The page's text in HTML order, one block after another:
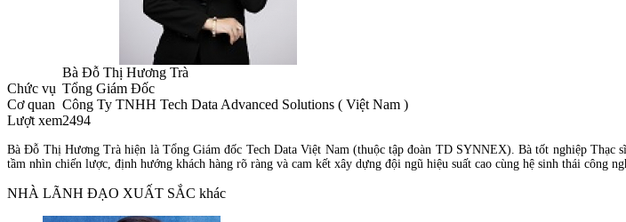
Bà Đỗ Thị Hương Trà
Chức vụ Tổng Giám Đốc
Cơ quan Công Ty TNHH Tech Data Advanced Solutions ( Việt Nam )
Lượt xem2494
Bà Đỗ Thị Hương Trà hiện là Tổng Giám đốc Tech Data Việt Nam (thuộc tập đoàn TD SYNNEX). Bà tốt nghiệp
tầm nhìn chiến lược, định hướng khách hàng rõ ràng và cam kết xây dựng đội ngũ hiệu suất cao cùng hệ sinh thái công
NHÀ LÃNH ĐẠO XUẤT SẮC khác